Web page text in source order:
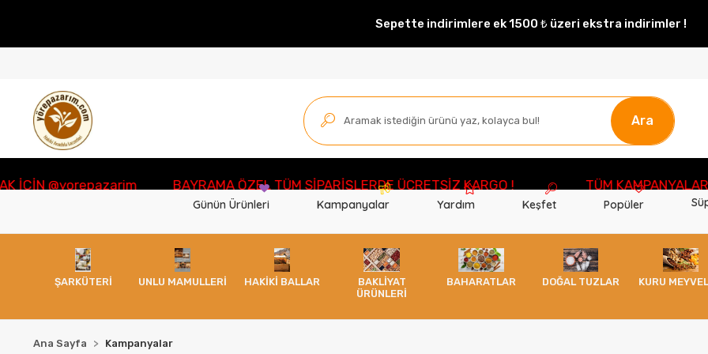
Sepette indirimlere ek 1500 ₺ üzeri ekstra indirimler !
@yorepazarim BAYRAMA ÖZEL TÜM SİPARİŞLERDE ÜCRETSİZ KARGO ! TÜM
Ara
Günün Ürünleri Kampanyalar Yardım Keşfet Popüler
ŞARKÜTERİ UNLU MAMULLERİ HAKİKİ BALLAR
BAKLİYAT
ÜRÜNLERİ
BAHARATLAR DOĞAL TUZLAR KURU
Ana Sayfa Kampanyalar